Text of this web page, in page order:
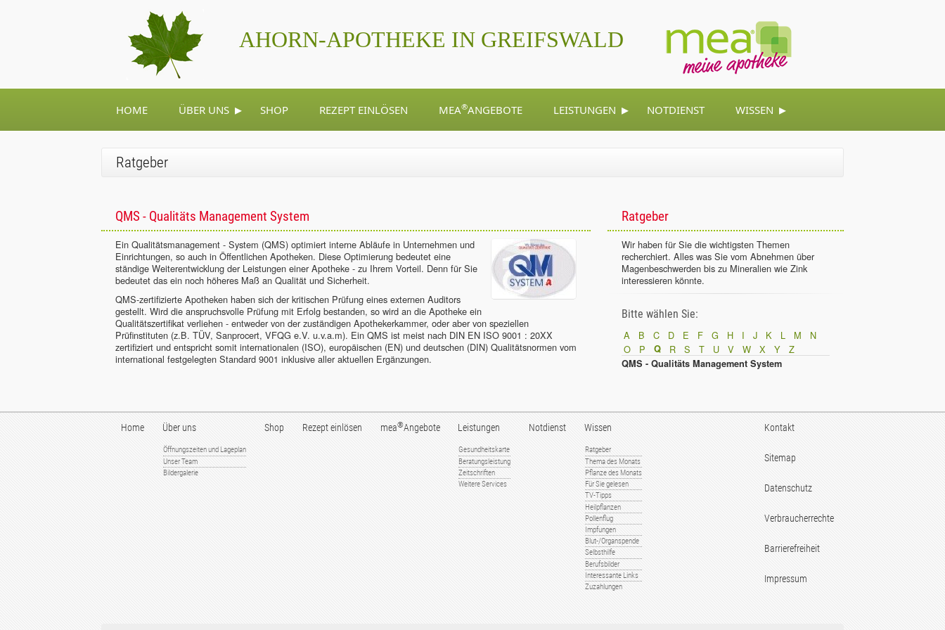
AHORN-APOTHEKE IN GREIFSWALD
HOME ÜBER UNS ▸ SHOP REZEPT EINLÖSEN MEA®ANGEBOTE LEISTUNGEN ▸ NOTDIENST WISSEN ▸
Ratgeber
Ratgeber
Wir haben für Sie die wichtigsten Themen
recherchiert. Alles was Sie vom Abnehmen über
Magenbeschwerden bis zu Mineralien wie Zink
interessieren könnte.
Bitte wählen Sie:
A
B C D E F G H I J K L M
N
O
P Q R S T U V W X Y Z
QMS - Qualitäts Management System
QMS - Qualitäts Management System
Ein Qualitätsmanagement - System (QMS) optimiert interne Abläufe in Unternehmen und
Einrichtungen, so auch in Öffentlichen Apotheken. Diese Optimierung bedeutet eine
ständige Weiterentwicklung der Leistungen einer Apotheke - zu Ihrem Vorteil. Denn für Sie
bedeutet das ein noch höheres Maß an Qualität und Sicherheit.
QMS-zertifizierte Apotheken haben sich der kritischen Prüfung eines externen Auditors
gestellt. Wird die anspruchsvolle Prüfung mit Erfolg bestanden, so wird an die Apotheke ein
Qualitätszertifikat verliehen - entweder von der zuständigen Apothekerkammer, oder aber von speziellen
Prüfinstituten (z.B. TÜV, Sanprocert, VFQG e.V. u.v.a.m). Ein QMS ist meist nach DIN EN ISO 9001 : 20XX
zertifiziert und entspricht somit internationalen (ISO), europäischen (EN) und deutschen (DIN) Qualitätsnormen vom
international festgelegten Standard 9001 inklusive aller aktuellen Ergänzungen.
Home Über uns
Öffnungszeiten und Lageplan
Unser Team
Bildergalerie
Shop Rezept einlösen mea®Angebote Leistungen
Gesundheitskarte
Beratungsleistung
Zeitschriften
Weitere Services
Notdienst Wissen
Ratgeber
Thema des Monats
Pflanze des Monats
Für Sie gelesen
TV-Tipps
Heilpflanzen
Pollenflug
Impfungen
Blut-/Organspende
Selbsthilfe
Berufsbilder
Interessante Links
Zuzahlungen
Kontakt
Sitemap
Datenschutz
Verbraucherrechte
Barrierefreiheit
Impressum